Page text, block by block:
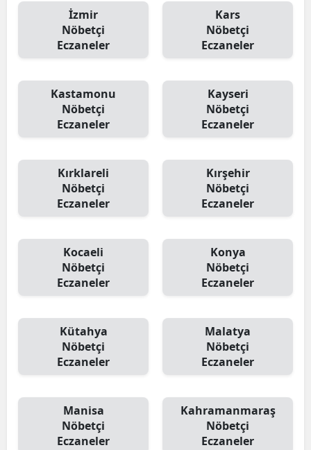
İzmir
Nöbetçi
Eczaneler
Kars
Nöbetçi
Eczaneler
Kastamonu
Nöbetçi
Eczaneler
Kayseri
Nöbetçi
Eczaneler
Kırklareli
Nöbetçi
Eczaneler
Kırşehir
Nöbetçi
Eczaneler
Kocaeli
Nöbetçi
Eczaneler
Konya
Nöbetçi
Eczaneler
Kütahya
Nöbetçi
Eczaneler
Malatya
Nöbetçi
Eczaneler
Manisa
Nöbetçi
Eczaneler
Kahramanmaraş
Nöbetçi
Eczaneler